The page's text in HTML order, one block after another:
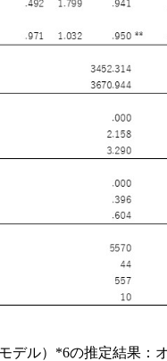
デル）*6の推定結果：